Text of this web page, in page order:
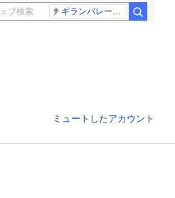
ギランバレー症候群
ミュートしたアカウント